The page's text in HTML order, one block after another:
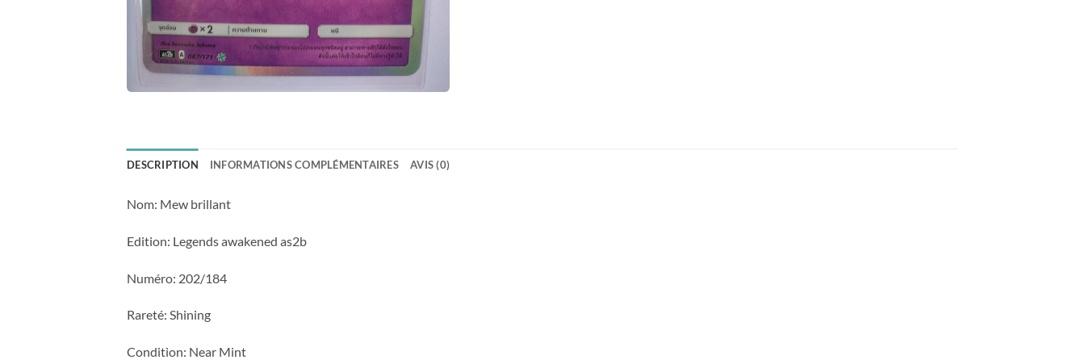
DESCRIPTION INFORMATIONS COMPLÉMENTAIRES AVIS (0)
Nom: Mew brillant
Edition: Legends awakened as2b
Numéro: 202/184
Rareté: Shining
Condition: Near Mint